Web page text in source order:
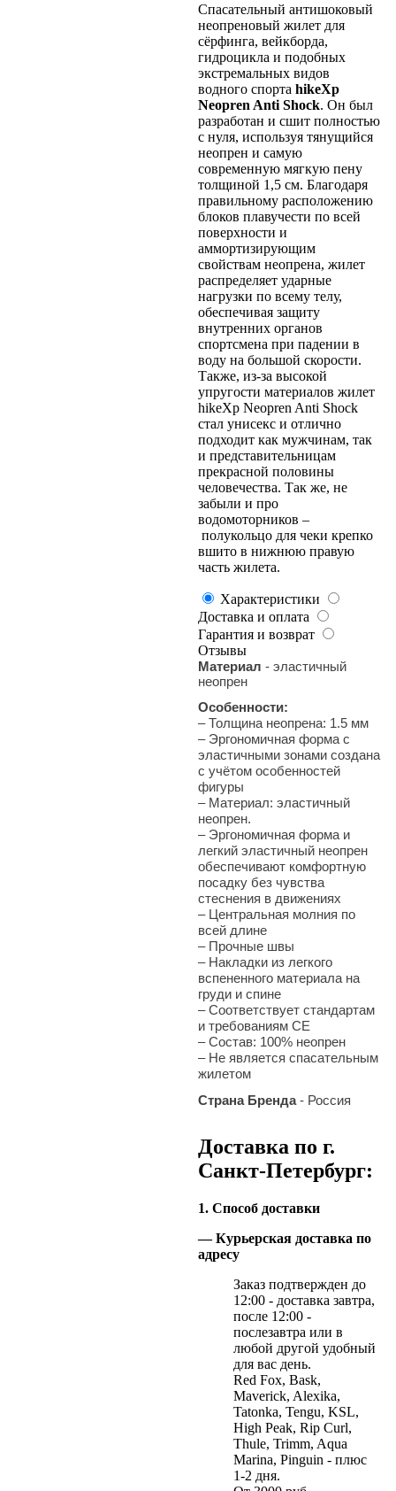
Спасательный антишоковый
неопреновый жилет для
сёрфинга, вейкборда,
гидроцикла и подобных
экстремальных видов
водного спорта hikeXp
Neopren Anti Shock. Он был
разработан и сшит полностью
с нуля, используя тянущийся
неопрен и самую
современную мягкую пену
толщиной 1,5 см. Благодаря
правильному расположению
блоков плавучести по всей
поверхности и
аммортизирующим
свойствам неопрена, жилет
распределяет ударные
нагрузки по всему телу,
обеспечивая защиту
внутренних органов
спортсмена при падении в
воду на большой скорости.
Также, из-за высокой
упругости материалов жилет
hikeXp Neopren Anti Shock
стал унисекс и отлично
подходит как мужчинам, так
и представительницам
прекрасной половины
человечества. Так же, не
забыли и про
водомоторников –
полукольцо для чеки крепко
вшито в нижнюю правую
часть жилета.
Характеристики
Доставка и оплата
Гарантия и возврат
Отзывы
Материал - эластичный
неопрен
Особенности:
– Толщина неопрена: 1.5 мм
–Эргономичная форма с
эластичными зонами создана
с учётом особенностей
фигуры
–Материал: эластичный
неопрен.
– Эргономичная форма и
легкий эластичный неопрен
обеспечивают комфортную
посадку без чувства
стеснения в движениях
–Центральная молния по
всей длине
–Прочные швы
–Накладки из легкого
вспененного материала на
груди и спине
–Соответствует стандартам
и требованиям СЕ
–Состав: 100% неопрен
–Не является спасательным
жилетом
Страна Бренда- Россия
Доставка по г.
Санкт-Петербург:
1. Способ доставки
— Курьерская доставка по
адресу
Заказ подтвержден до
12:00 - доставка завтра,
после 12:00 -
послезавтра или в
любой другой удобный
для вас день.
Red Fox, Bask,
Maverick, Alexika,
Tatonka, Tengu, KSL,
High Peak, Rip Curl,
Thule, Trimm, Aqua
Marina, Pinguin - плюс
1-2 дня.